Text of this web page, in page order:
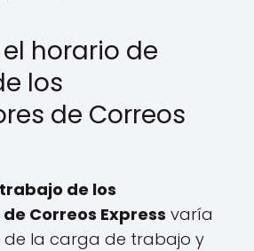
horario de
los
de Correos
de los
Correos Express varía
la carga de trabajo y